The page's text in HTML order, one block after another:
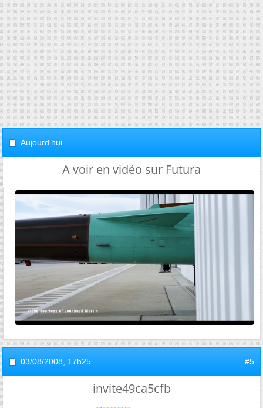
Aujourd'hui
A voir en vidéo sur Futura
03/08/2008, 17h25 #5
invite49ca5cfb